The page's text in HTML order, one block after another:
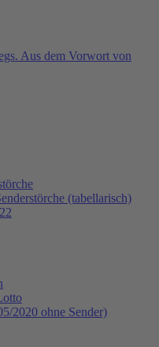
Aus dem Vorwort von
(tabellarisch)
2020 ohne Sender)